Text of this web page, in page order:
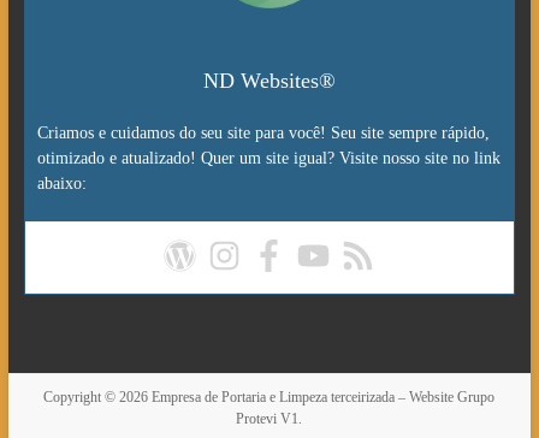
ND Websites®
Criamos e cuidamos do seu site para você! Seu site sempre rápido,
otimizado e atualizado! Quer um site igual? Visite nosso site no link
abaixo:
Copyright © 2026Empresa de Portaria e Limpeza terceirizada – Website Grupo
Protevi V1.